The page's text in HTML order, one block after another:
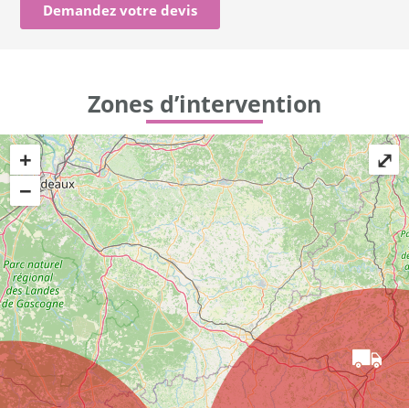
Demandez votre devis
Zones d’intervention
+
−
⤢